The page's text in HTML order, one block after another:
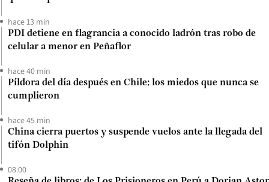
hace 13 min
PDI detiene en flagrancia a conocido ladrón tras robo de
celular a menor en Peñaflor
hace 40 min
Píldora del día después en Chile: los miedos que nunca se
cumplieron
hace 45 min
China cierra puertos y suspende vuelos ante la llegada del
tifón Dolphin
08:00